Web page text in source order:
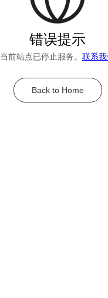
错误提示
当前站点已停止服务。 联系我
Back to Home